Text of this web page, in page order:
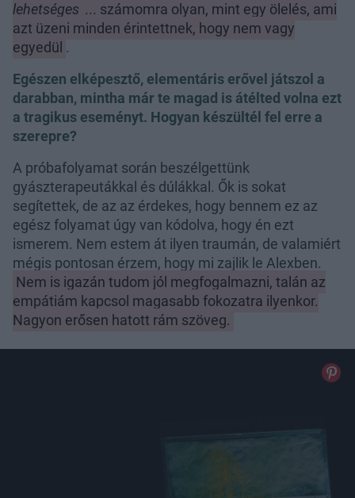
lehetséges ... számomra olyan, mint egy ölelés, ami
azt üzeni minden érintettnek, hogy nem vagy
egyedül .
Egészen elképesztő, elementáris erővel játszol a
darabban, mintha már te magad is átélted volna ezt
a tragikus eseményt. Hogyan készültél fel erre a
szerepre?
A próbafolyamat során beszélgettünk
gyászterapeutákkal és dúlákkal. Ők is sokat
segítettek, de az az érdekes, hogy bennem ez az
egész folyamat úgy van kódolva, hogy én ezt
ismerem. Nem estem át ilyen traumán, de valamiért
mégis pontosan érzem, hogy mi zajlik le Alexben.
Nem is igazán tudom jól megfogalmazni, talán az
empátiám kapcsol magasabb fokozatra ilyenkor.
Nagyon erősen hatott rám szöveg.